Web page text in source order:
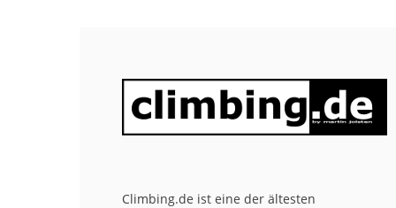
Climbing.de ist eine der ältesten